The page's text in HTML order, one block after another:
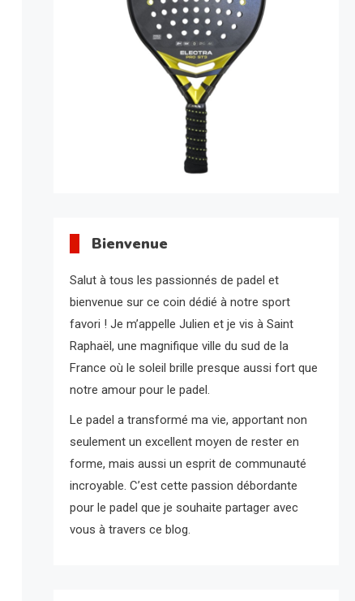
Bienvenue
Salut à tous les passionnés de padel et
bienvenue sur ce coin dédié à notre sport
favori ! Je m’appelle Julien et je vis à Saint
Raphaël, une magnifique ville du sud de la
France où le soleil brille presque aussi fort que
notre amour pour le padel.
Le padel a transformé ma vie, apportant non
seulement un excellent moyen de rester en
forme, mais aussi un esprit de communauté
incroyable. C’est cette passion débordante
pour le padel que je souhaite partager avec
vous à travers ce blog.